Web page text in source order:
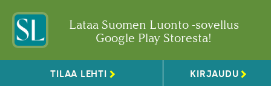
Lataa Suomen Luonto -sovellus
Google Play Storesta!
TILAA LEHTI KIRJAUDU